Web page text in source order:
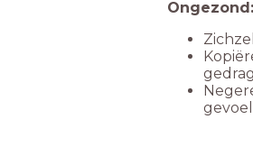
Ongezond: